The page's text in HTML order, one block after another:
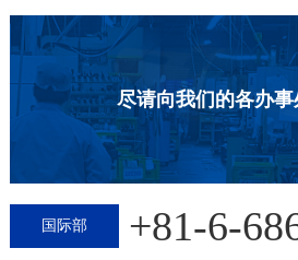
尽请向我们的各办事
国际部 +81-6-